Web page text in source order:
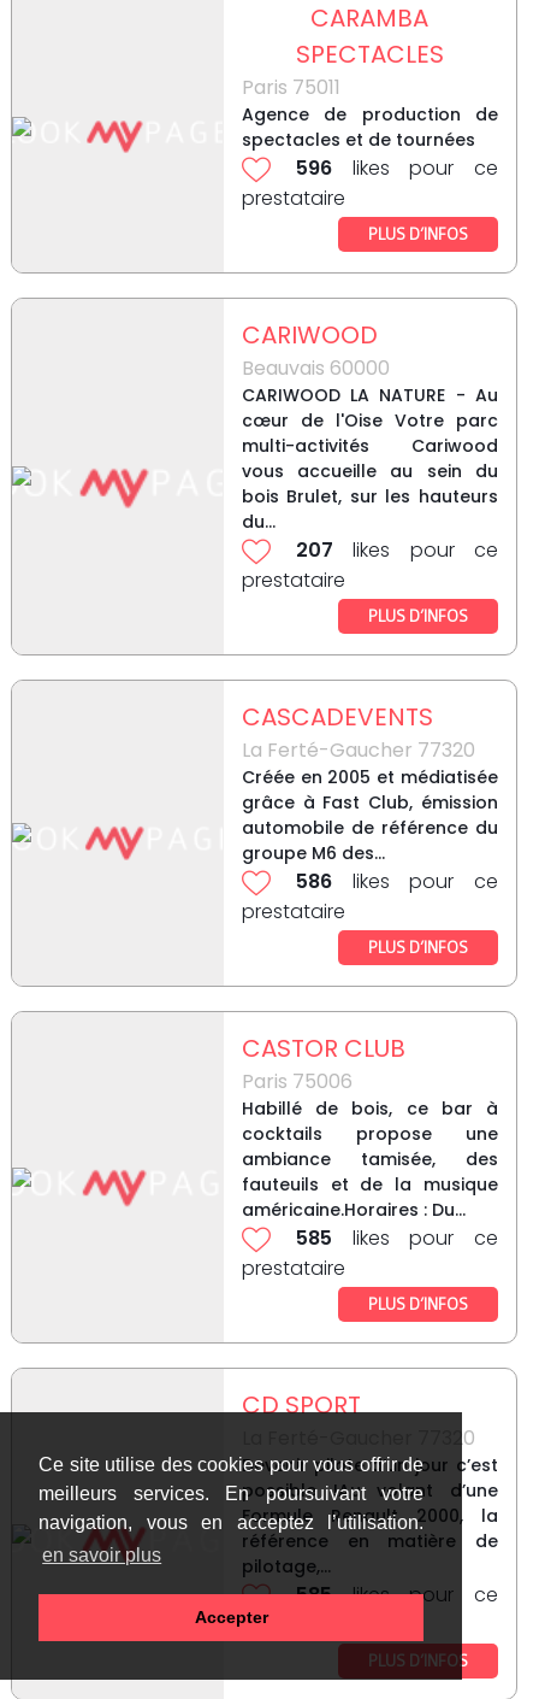
Ce site utilise des cookies pour vous offrir de
meilleurs services. En poursuivant votre
navigation, vous en acceptez l’utilisation.
en savoir plus
Accepter
CARAMBA
SPECTACLES
Paris 75011
Agence de production de
spectacles et de tournées
596 likes pour ce
prestataire
PLUS D’INFOS
CARIWOOD
Beauvais 60000
CARIWOOD LA NATURE - Au
cœur de l'Oise Votre parc
multi-activités Cariwood
vous accueille au sein du
bois Brulet, sur les hauteurs
du...
207 likes pour ce
prestataire
PLUS D’INFOS
CASCADEVENTS
La Ferté-Gaucher 77320
Créée en 2005 et médiatisée
grâce à Fast Club, émission
automobile de référence du
groupe M6 des...
586 likes pour ce
prestataire
PLUS D’INFOS
CASTOR CLUB
Paris 75006
Habillé de bois, ce bar à
cocktails propose une
ambiance tamisée, des
fauteuils et de la musique
américaine.Horaires : Du...
585 likes pour ce
prestataire
PLUS D’INFOS
CD SPORT
La Ferté-Gaucher 77320
Devenir pilote d’un jour c’est
possible !Au volant d’une
Formule Renault 2000, la
référence en matière de
pilotage,...
585likes pour ce
prestataire
PLUS D’INFOS